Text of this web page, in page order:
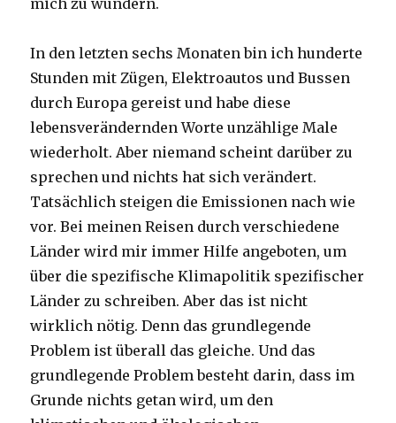
mich zu wundern.
In den letzten sechs Monaten bin ich hunderte
Stunden mit Zügen, Elektroautos und Bussen
durch Europa gereist und habe diese
lebensverändernden Worte unzählige Male
wiederholt. Aber niemand scheint darüber zu
sprechen und nichts hat sich verändert.
Tatsächlich steigen die Emissionen nach wie
vor. Bei meinen Reisen durch verschiedene
Länder wird mir immer Hilfe angeboten, um
über die spezifische Klimapolitik spezifischer
Länder zu schreiben. Aber das ist nicht
wirklich nötig. Denn das grundlegende
Problem ist überall das gleiche. Und das
grundlegende Problem besteht darin, dass im
Grunde nichts getan wird, um den